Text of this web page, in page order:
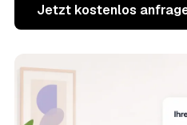
Jetzt kostenlos